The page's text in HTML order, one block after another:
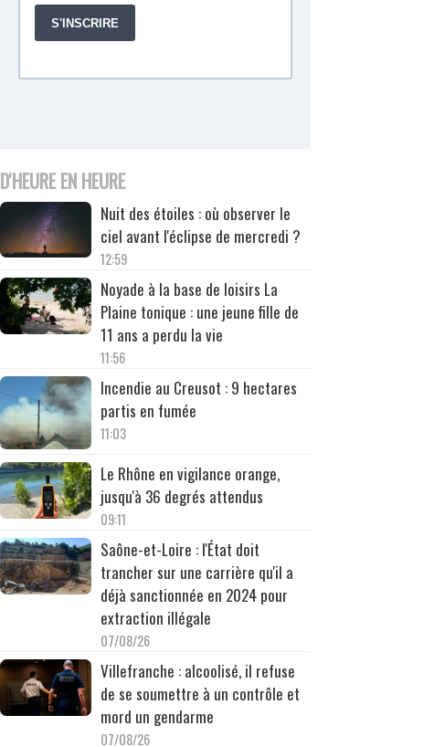
D'HEURE EN HEURE
Nuit des étoiles : où observer le
ciel avant l'éclipse de mercredi ?
12:59
Noyade à la base de loisirs La
Plaine tonique : une jeune fille de
11 ans a perdu la vie
11:56
Incendie au Creusot : 9 hectares
partis en fumée
11:03
Le Rhône en vigilance orange,
jusqu'à 36 degrés attendus
09:11
Saône-et-Loire : l'État doit
trancher sur une carrière qu'il a
déjà sanctionnée en 2024 pour
extraction illégale
07/08/26
Villefranche : alcoolisé, il refuse
de se soumettre à un contrôle et
mord un gendarme
07/08/26